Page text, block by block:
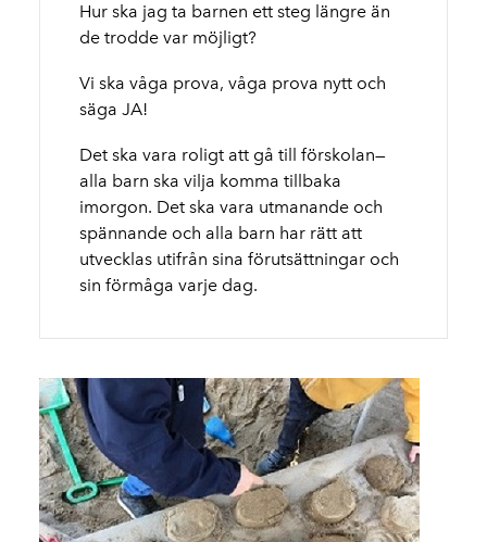
Hur ska jag ta barnen ett steg längre än
de trodde var möjligt?
Vi ska våga prova, våga prova nytt och
säga JA!
Det ska vara roligt att gå till förskolan—
alla barn ska vilja komma tillbaka
imorgon. Det ska vara utmanande och
spännande och alla barn har rätt att
utvecklas utifrån sina förutsättningar och
sin förmåga varje dag.